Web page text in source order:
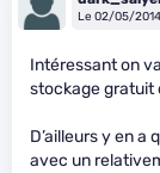
Le 02/05/
Intéressant on
stockage gratuit
D’ailleurs y en
avec un